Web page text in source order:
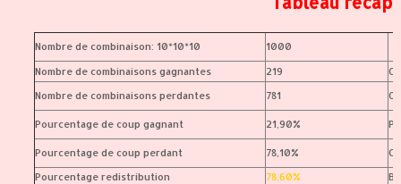
Nombre de combinaison: 10*10*10
1000
Nombre de combinaisons gagnantes
219
Nombre de combinaisons perdantes
781
Pourcentage de coup gagnant 21,90%
Pourcentage de coup perdant 78,10%
Pourcentage redistribution
78,60%